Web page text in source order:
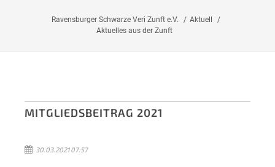
Ravensburger Schwarze Veri Zunft e.V.
Aktuell
Aktuelles aus der Zunft
MITGLIEDSBEITRAG 2021
30.03.2021 07:57